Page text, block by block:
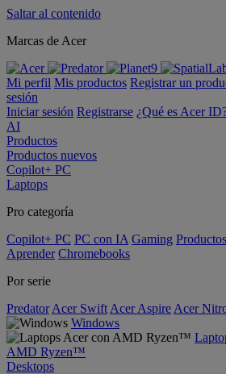
Saltar al contenido
Marcas de Acer
Mi perfil Mis productos Registrar un
sesión
Iniciar sesión Registrarse ¿Qué es Acer
AI
Productos
Productos nuevos
Copilot+ PC
Laptops
Pro categoría
Copilot+ PC PC con IA Gaming
Aprender Chromebooks
Por serie
Predator Acer Swift Acer Aspire Acer
Windows
AMD Ryzen™
Desktops